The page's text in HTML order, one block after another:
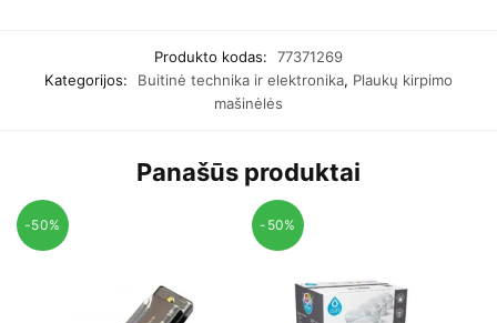
Produkto kodas:
77371269
Kategorijos:
Buitinė technika ir elektronika, Plaukų kirpimo
mašinėlės
Panašūs produktai
-50% -50%